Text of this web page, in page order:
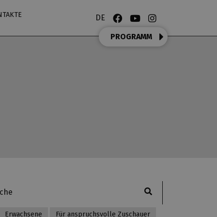
DE
PROGRAMM
Erwachsene
Für anspruchsvolle Zuschauer